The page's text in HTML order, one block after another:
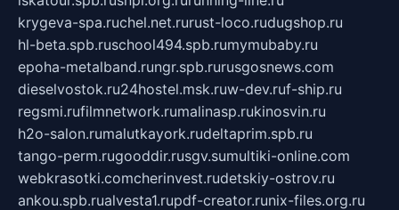
krygeva-spa.ruchel.net.rurust-loco.rudugshop.ru
hl-beta.spb.ruschool494.spb.rumymubaby.ru
epoha-metalband.rungr.spb.rurusgosnews.com
dieselvostok.ru24hostel.msk.ruw-dev.ruf-ship.ru
regsmi.rufilmnetwork.rumalinasp.rukinosvin.ru
h2o-salon.rumalutkayork.rudeltaprim.spb.ru
tango-perm.rugooddir.rusgv.sumultiki-online.com
webkrasotki.comcherinvest.rudetskiy-ostrov.ru
ankou.spb.rualvesta1.rupdf-creator.runix-files.org.ru